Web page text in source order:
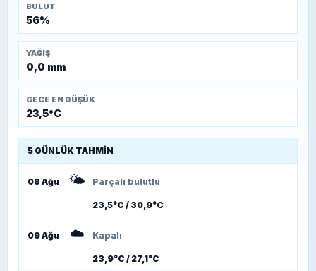
BULUT
56%
YAĞIŞ
0,0 mm
GECE EN DÜŞÜK
23,5°C
5 GÜNLÜK TAHMIN
08 Ağu 🌤️ Parçalı bulutlu
23,5°C / 30,9°C
09 Ağu ☁️ Kapalı
23,9°C / 27,1°C